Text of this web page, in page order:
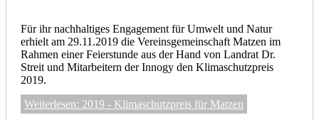
Für ihr nachhaltiges Engagement für Umwelt und Natur
erhielt am 29.11.2019 die Vereinsgemeinschaft Matzen im
Rahmen einer Feierstunde aus der Hand von Landrat Dr.
Streit und Mitarbeitern der Innogy den Klimaschutzpreis
2019.
Weiterlesen: 2019 - Klimaschutzpreis für Matzen